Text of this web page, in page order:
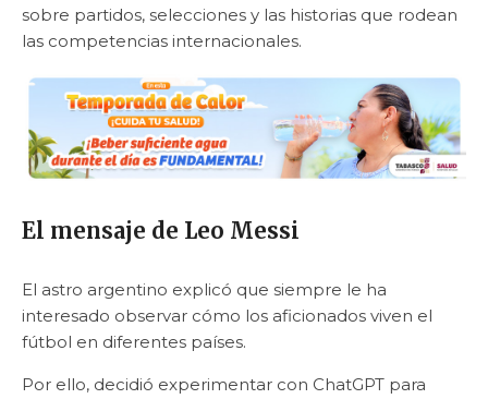
sobre partidos, selecciones y las historias que rodean
las competencias internacionales.
El mensaje de Leo Messi
El astro argentino explicó que siempre le ha
interesado observar cómo los aficionados viven el
fútbol en diferentes países.
Por ello, decidió experimentar con ChatGPT para